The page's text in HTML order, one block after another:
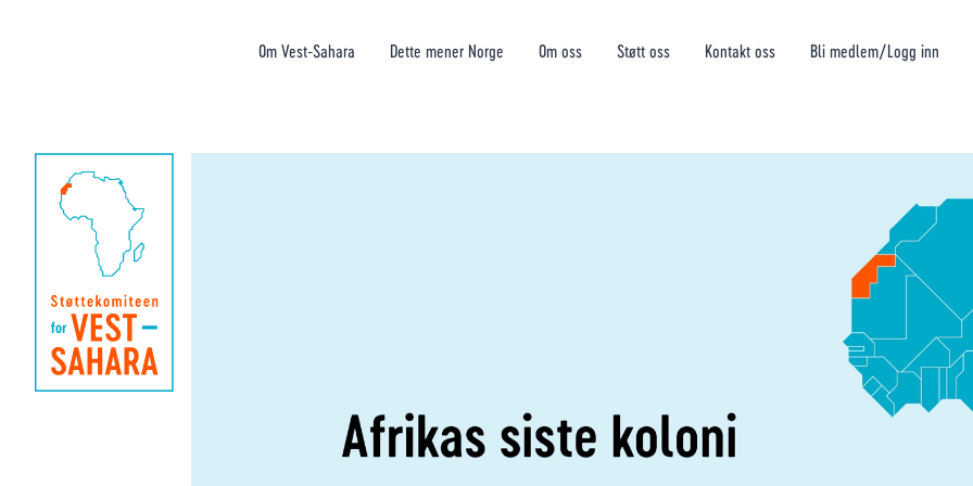
Om Vest-Sahara Dette mener Norge Om oss Støtt oss Kontakt oss Bli medlem/Logg inn